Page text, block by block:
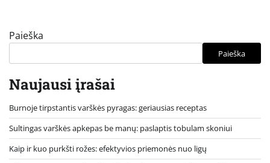
Paieška
Paieška
Naujausi įrašai
Burnoje tirpstantis varškės pyragas: geriausias receptas
Sultingas varškės apkepas be manų: paslaptis tobulam skoniui
Kaip ir kuo purkšti rožes: efektyvios priemonės nuo ligų